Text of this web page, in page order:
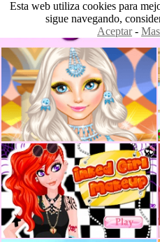
Esta web utiliza cookies para
sigue navegando,
Aceptar-